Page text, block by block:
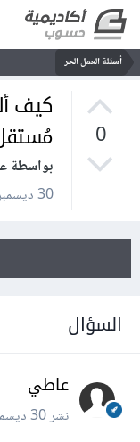
أسئلة العمل الحر
0
كيف
بواسطة
30 ديسمبر 2015
السؤال
عاطي
نشر30 ديسمبر 2015